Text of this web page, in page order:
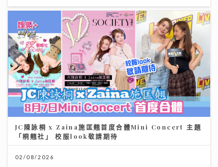
JC陳詠桐 x Zaina施匡翹首度合體Mini Concert 主題
「桐翹社」 校服look敬請期待
02/08/2026